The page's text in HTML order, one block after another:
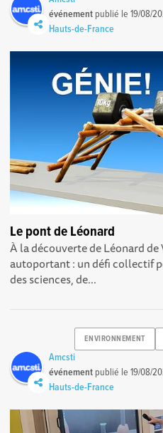
événement publié le19/08/
Hauts-de-France
Le pont de Léonard
À la découverte de Léonard
autoportant : un défi collectif
des sciences, de...
ENVIRONNEMENT
Amcsti
événement publié le19/08/
Hauts-de-France